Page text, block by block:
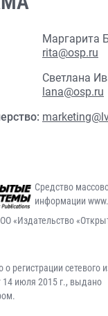
Маргарита
rita@osp.ru
Светлана
lana@osp.ru
Средство
информации
«Издательство
о регистрации
14 июля 2015 г., выдано